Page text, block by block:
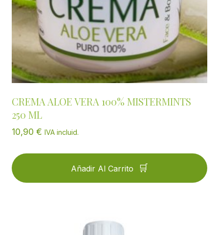
CREMA ALOE VERA 100% MISTERMINTS
250 ML
10,90 € IVA incluid.
Añadir Al Carrito